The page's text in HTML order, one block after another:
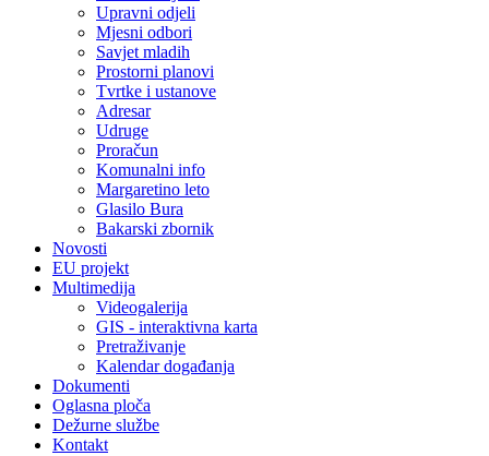
Upravni odjeli
Mjesni odbori
Savjet mladih
Prostorni planovi
Tvrtke i ustanove
Adresar
Udruge
Proračun
Komunalni info
Margaretino leto
Glasilo Bura
Bakarski zbornik
Novosti
EU projekt
Multimedija
Videogalerija
GIS - interaktivna karta
Pretraživanje
Kalendar događanja
Dokumenti
Oglasna ploča
Dežurne službe
Kontakt